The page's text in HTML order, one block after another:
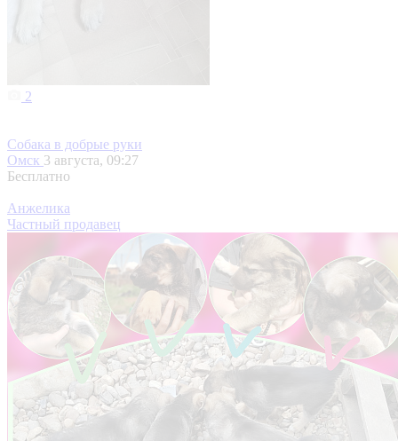
2
Собака в добрые руки
Омск 3 августа, 09:27
Бесплатно
Анжелика
Частный продавец